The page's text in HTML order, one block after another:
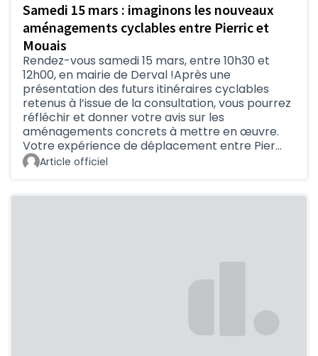
Samedi 15 mars : imaginons les nouveaux
aménagements cyclables entre Pierric et
Mouais
Rendez-vous samedi 15 mars, entre 10h30 et
12h00, en mairie de Derval !Après une
présentation des futurs itinéraires cyclables
retenus à l’issue de la consultation, vous pourrez
réfléchir et donner votre avis sur les
aménagements concrets à mettre en œuvre.
Votre expérience de déplacement entre Pier…
Article officiel